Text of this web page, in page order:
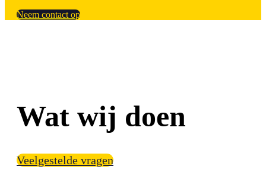
Neem contact op
Wat wij doen
Veelgestelde vragen